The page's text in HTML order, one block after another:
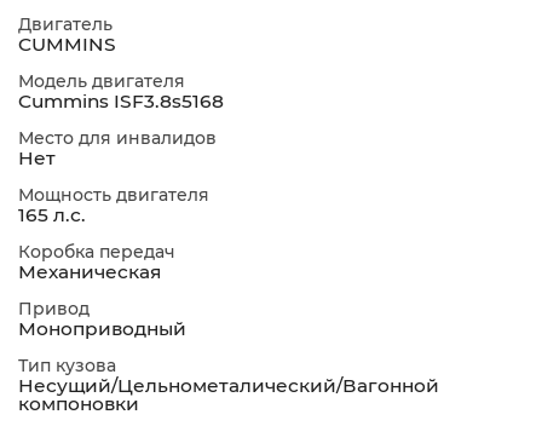
Двигатель
CUMMINS
Модель двигателя
Cummins ISF3.8s5168
Место для инвалидов
Нет
Мощность двигателя
165 л.с.
Коробка передач
Механическая
Привод
Моноприводный
Тип кузова
Несущий/Цельнометалический/Вагонной
компоновки